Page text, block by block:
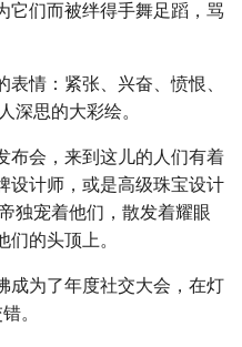
它们而被绊得手舞足蹈，骂
情：紧张、兴奋、愤恨、
深思的大彩绘。
布会，来到这儿的人们有着
设计师，或是高级珠宝设计
独宠着他们，散发着耀眼
的头顶上。
成为了年度社交大会，在灯
。